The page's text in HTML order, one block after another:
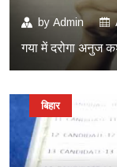
by Admin
गया में दरोगा अनुज
बिहार